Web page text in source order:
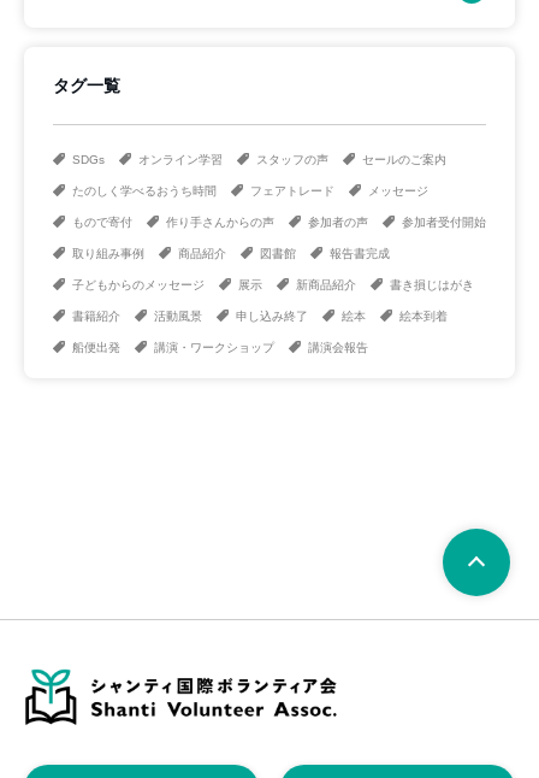
タグ一覧
SDGs オンライン学習 スタッフの声 セールのご案内
たのしく学べるおうち時間 フェアトレード メッセージ
もので寄付 作り手さんからの声 参加者の声 参加者受付開始
取り組み事例 商品紹介 図書館 報告書完成
子どもからのメッセージ 展示 新商品紹介 書き損じはがき
書籍紹介 活動風景 申し込み終了 絵本 絵本到着
船便出発 講演・ワークショップ 講演会報告